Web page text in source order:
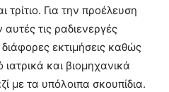
τρίτιο. Για την προέλευση
τις ραδιενεργές
εκτιμήσεις καθώς
και βιομηχανικά
με τα υπόλοιπα σκουπίδια.